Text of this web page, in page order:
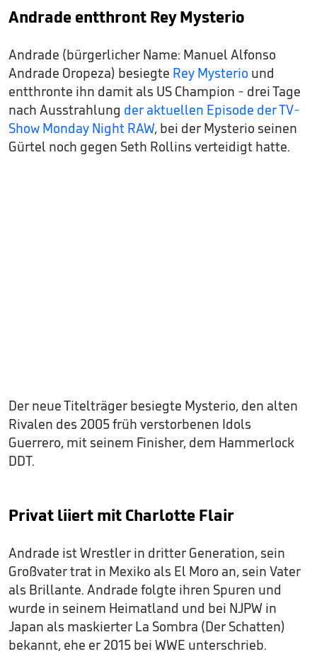
Andrade entthront Rey Mysterio
Andrade (bürgerlicher Name: Manuel Alfonso
Andrade Oropeza) besiegte Rey Mysterio und
entthronte ihn damit als US Champion - drei Tage
nach Ausstrahlung der aktuellen Episode der TV-
Show Monday Night RAW, bei der Mysterio seinen
Gürtel noch gegen Seth Rollins verteidigt hatte.
Der neue Titelträger besiegte Mysterio, den alten
Rivalen des 2005 früh verstorbenen Idols
Guerrero, mit seinem Finisher, dem Hammerlock
DDT.
Privat liiert mit Charlotte Flair
Andrade ist Wrestler in dritter Generation, sein
Großvater trat in Mexiko als El Moro an, sein Vater
als Brillante. Andrade folgte ihren Spuren und
wurde in seinem Heimatland und bei NJPW in
Japan als maskierter La Sombra (Der Schatten)
bekannt, ehe er 2015 bei WWE unterschrieb.